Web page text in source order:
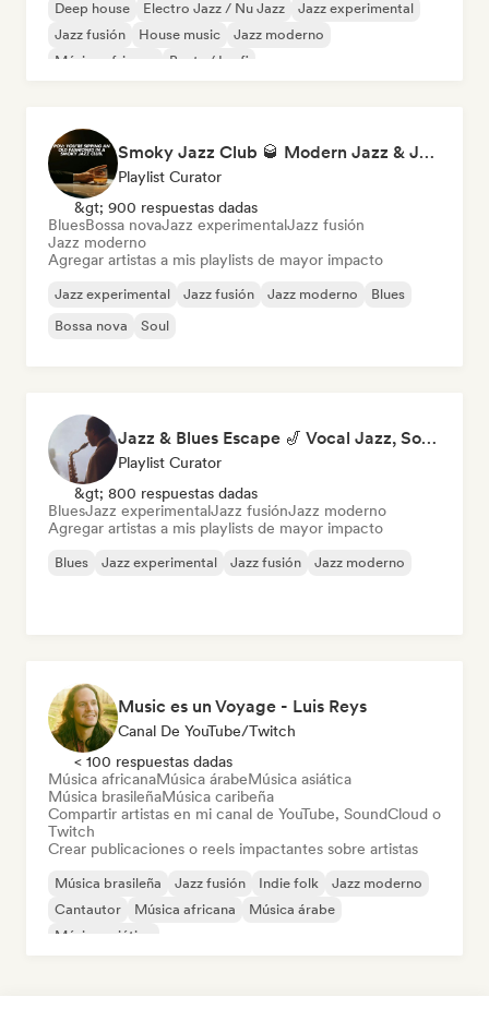
Deep house Electro Jazz / Nu Jazz
Jazz experimental
Jazz fusión
House music
Jazz moderno
Música africana
Beats / Lo-fi
Smoky Jazz Club 🥃 Modern Jazz & Jazz Fusion to Sip an Old Fashioned to
Playlist Curator
&gt; 900 respuestas dadas
BluesBossa novaJazz experimentalJazz fusión
Jazz moderno
Agregar artistas a mis playlists de mayor impacto
Jazz experimental Jazz fusión Jazz moderno
Blues
Bossa nova
Soul
Jazz & Blues Escape 🎷 Vocal Jazz, Soul Blues & Classic Standards
Playlist Curator
&gt; 800 respuestas dadas
BluesJazz experimentalJazz fusiónJazz moderno
Agregar artistas a mis playlists de mayor impacto
Blues Jazz experimental Jazz fusión Jazz moderno
Music es un Voyage - Luis Reys
Canal De YouTube/Twitch
< 100 respuestas dadas
Música africanaMúsica árabeMúsica asiática
Música brasileñaMúsica caribeña
Compartir artistas en mi canal de YouTube, SoundCloud o
Twitch
Crear publicaciones o reels impactantes sobre artistas
Música brasileña Jazz fusión Indie folk
Jazz moderno
Cantautor
Música africana
Música árabe
Música asiática